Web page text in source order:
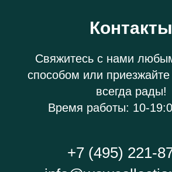
Контакты
Свяжитесь с нами
способом или
всегда рады!
Время работы: 10-
+7 (495) 221-